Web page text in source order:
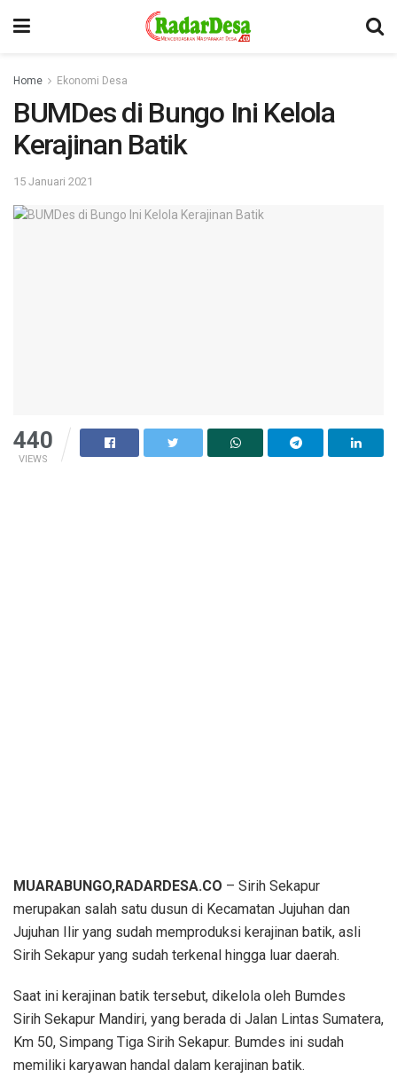
Home Ekonomi Desa
BUMDes di Bungo Ini Kelola
Kerajinan Batik
15 Januari 2021
440
VIEWS
MUARABUNGO,RADARDESA.CO – Sirih Sekapur
merupakan salah satu dusun di Kecamatan Jujuhan dan
Jujuhan Ilir yang sudah memproduksi kerajinan batik, asli
Sirih Sekapur yang sudah terkenal hingga luar daerah.
Saat ini kerajinan batik tersebut, dikelola oleh Bumdes
Sirih Sekapur Mandiri, yang berada di Jalan Lintas Sumatera,
Km 50, Simpang Tiga Sirih Sekapur. Bumdes ini sudah
memiliki karyawan handal dalam kerajinan batik.